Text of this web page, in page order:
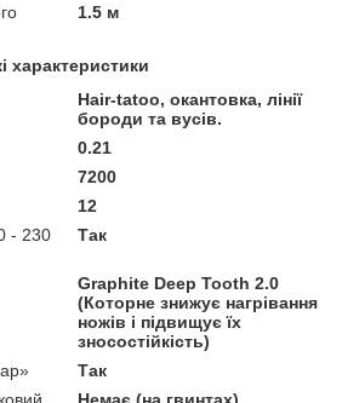
1.5 м
характеристики
Hair-tatoo, окантовка, лінії
бороди та вусів.
0.21
7200
12
- 230
Так
Graphite Deep Tooth 2.0
(Которне знижує нагрівання
ножів і підвищує їх
зносостійкість)
Так
Немає (на гвинтах)